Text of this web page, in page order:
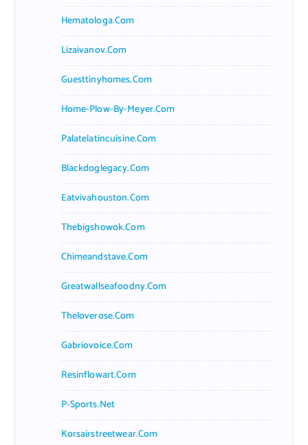
Hematologa.com
Lizaivanov.com
Guesttinyhomes.com
Home-Plow-By-Meyer.com
Palatelatincuisine.com
Blackdoglegacy.com
Eatvivahouston.com
Thebigshowok.com
Chimeandstave.com
Greatwallseafoodny.com
Theloverose.com
Gabriovoice.com
Resinflowart.com
P-Sports.net
Korsairstreetwear.com